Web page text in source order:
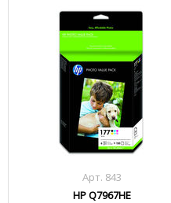
Арт. 843
HP Q7967HE